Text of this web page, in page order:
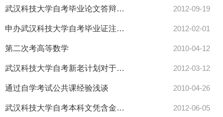
武汉科技大学自考毕业论文答辩是什么时候 2012-09-19
申办武汉科技大学自考毕业证注册的时间 2012-02-01
第二次考高等数学 2010-04-12
武汉科技大学自考新老计划对于老考生应如何执行 2012-03-12
通过自学考试公共课经验浅谈 2010-04-26
武汉科技大学自考本科文凭含金量高吗 2012-06-05